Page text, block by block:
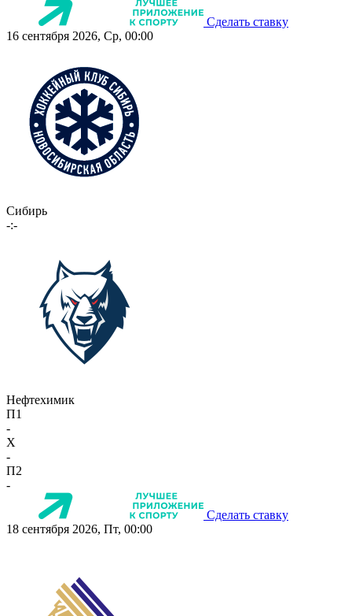
Сделать ставку
16 сентября 2026, Ср, 00:00
Сибирь
-:-
Нефтехимик
П1
-
X
-
П2
-
Сделать ставку
18 сентября 2026, Пт, 00:00